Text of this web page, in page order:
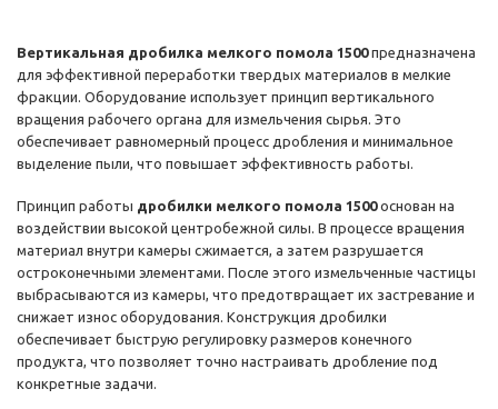
Вертикальная дробилка мелкого помола 1500предназначена
для эффективной переработки твердых материалов в мелкие
фракции. Оборудование использует принцип вертикального
вращения рабочего органа для измельчения сырья. Это
обеспечивает равномерный процесс дробления и минимальное
выделение пыли, что повышает эффективность работы.
Принцип работы дробилки мелкого помола 1500основан на
воздействии высокой центробежной силы. В процессе вращения
материал внутри камеры сжимается, а затем разрушается
остроконечными элементами. После этого измельченные частицы
выбрасываются из камеры, что предотвращает их застревание и
снижает износ оборудования. Конструкция дробилки
обеспечивает быструю регулировку размеров конечного
продукта, что позволяет точно настраивать дробление под
конкретные задачи.